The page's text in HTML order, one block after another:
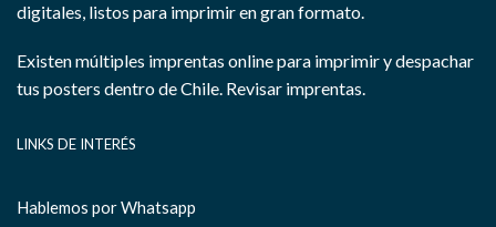
digitales, listos para imprimir en gran formato.
Existen múltiples imprentas online para imprimir y despachar
tus posters dentro de Chile. Revisar imprentas.
LINKS DE INTERÉS
Hablemos por Whatsapp